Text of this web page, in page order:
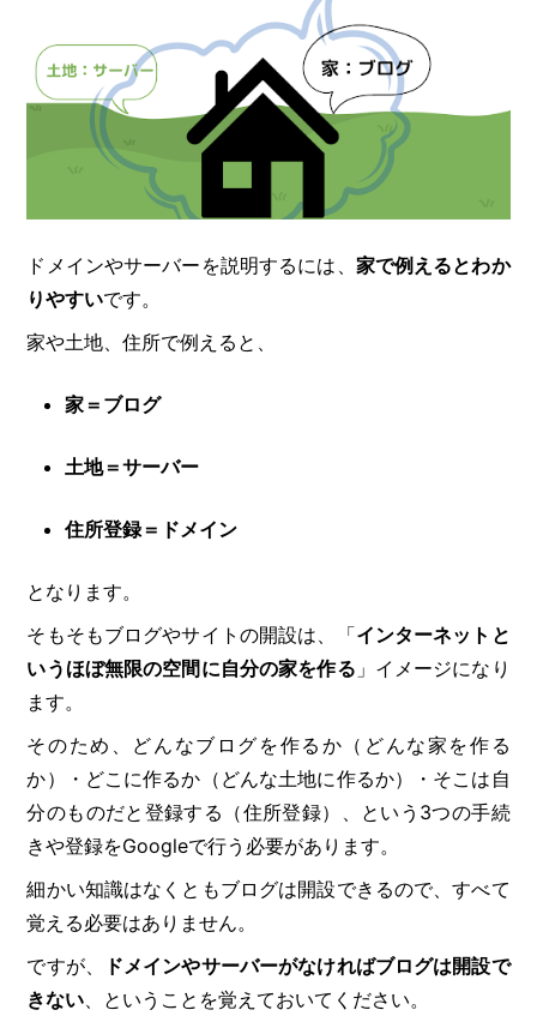
ドメインやサーバーを説明するには、 家で例えるとわか
りやすいです。
家や土地、住所で例えると、
家＝ブログ
土地＝サーバー
住所登録＝ドメイン
となります。
そもそもブログやサイトの開設は、「インターネットと
いうほぼ無限の空間に自分の家を作る 」イメージになり
ます。
そのため、どんなブログを作るか（どんな家を作る
か）・どこに作るか（どんな土地に作るか）・そこは自
分のものだと登録する（住所登録）、という3つの手続
きや登録をGoogleで行う必要があります。
細かい知識はなくともブログは開設できるので、すべて
覚える必要はありません。
ですが、
ドメインやサーバーがなければブログは開設で
きない、ということを覚えておいてください。